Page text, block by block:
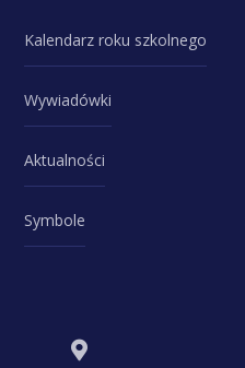
Kalendarz roku szkolnego
Wywiadówki
Aktualności
Symbole